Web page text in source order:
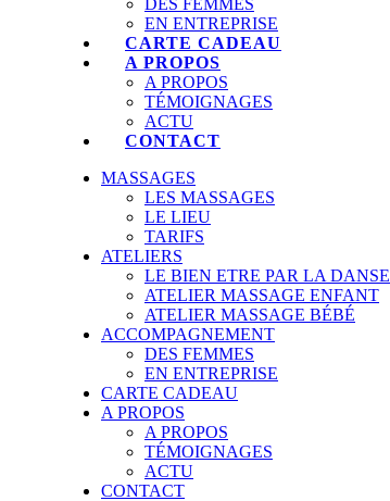
DES FEMMES
EN ENTREPRISE
CARTE CADEAU
A PROPOS
A PROPOS
TÉMOIGNAGES
ACTU
CONTACT
MASSAGES
LES MASSAGES
LE LIEU
TARIFS
ATELIERS
LE BIEN ETRE PAR LA DANSE
ATELIER MASSAGE ENFANT
ATELIER MASSAGE BÉBÉ
ACCOMPAGNEMENT
DES FEMMES
EN ENTREPRISE
CARTE CADEAU
A PROPOS
A PROPOS
TÉMOIGNAGES
ACTU
CONTACT